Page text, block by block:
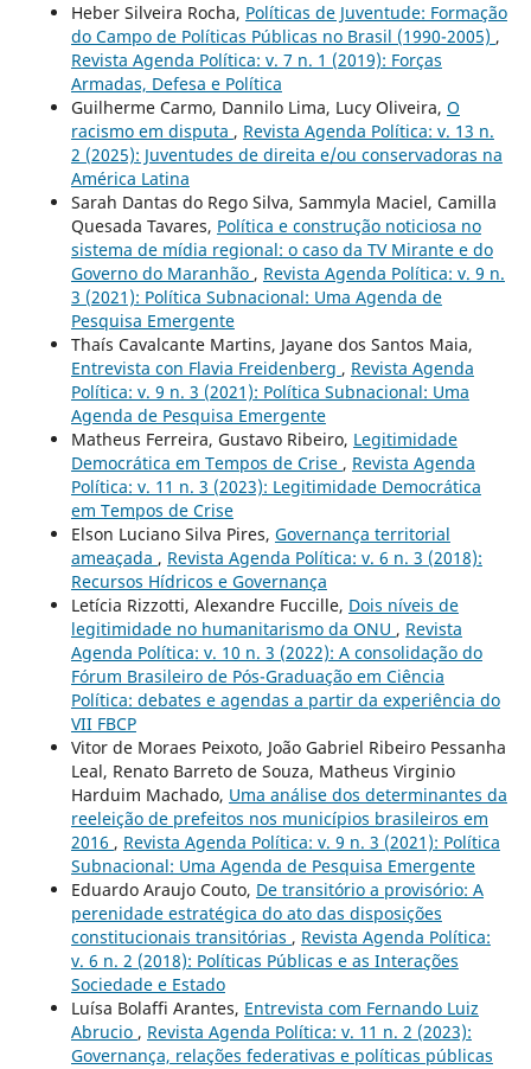
Heber Silveira Rocha, Políticas de Juventude: Formação
do Campo de Políticas Públicas no Brasil (1990-2005) ,
Revista Agenda Política: v. 7 n. 1 (2019): Forças
Armadas, Defesa e Política
Guilherme Carmo, Dannilo Lima, Lucy Oliveira, O
racismo em disputa , Revista Agenda Política: v. 13 n.
2 (2025): Juventudes de direita e/ou conservadoras na
América Latina
Sarah Dantas do Rego Silva, Sammyla Maciel, Camilla
Quesada Tavares, Política e construção noticiosa no
sistema de mídia regional: o caso da TV Mirante e do
Governo do Maranhão , Revista Agenda Política: v. 9 n.
3 (2021): Política Subnacional: Uma Agenda de
Pesquisa Emergente
Thaís Cavalcante Martins, Jayane dos Santos Maia,
Entrevista con Flavia Freidenberg , Revista Agenda
Política: v. 9 n. 3 (2021): Política Subnacional: Uma
Agenda de Pesquisa Emergente
Matheus Ferreira, Gustavo Ribeiro, Legitimidade
Democrática em Tempos de Crise , Revista Agenda
Política: v. 11 n. 3 (2023): Legitimidade Democrática
em Tempos de Crise
Elson Luciano Silva Pires, Governança territorial
ameaçada , Revista Agenda Política: v. 6 n. 3 (2018):
Recursos Hídricos e Governança
Letícia Rizzotti, Alexandre Fuccille, Dois níveis de
legitimidade no humanitarismo da ONU , Revista
Agenda Política: v. 10 n. 3 (2022): A consolidação do
Fórum Brasileiro de Pós-Graduação em Ciência
Política: debates e agendas a partir da experiência do
VII FBCP
Vitor de Moraes Peixoto, João Gabriel Ribeiro Pessanha
Leal, Renato Barreto de Souza, Matheus Virginio
Harduim Machado, Uma análise dos determinantes da
reeleição de prefeitos nos municípios brasileiros em
2016 , Revista Agenda Política: v. 9 n. 3 (2021): Política
Subnacional: Uma Agenda de Pesquisa Emergente
Eduardo Araujo Couto, De transitório a provisório: A
perenidade estratégica do ato das disposições
constitucionais transitórias , Revista Agenda Política:
v. 6 n. 2 (2018): Políticas Públicas e as Interações
Sociedade e Estado
Luísa Bolaffi Arantes, Entrevista com Fernando Luiz
Abrucio , Revista Agenda Política: v. 11 n. 2 (2023):
Governança, relações federativas e políticas públicas